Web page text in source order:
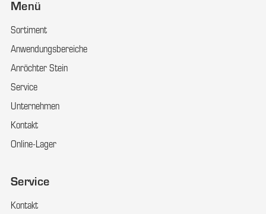
Menü
Sortiment
Anwendungsbereiche
Anröchter Stein
Service
Unternehmen
Kontakt
Online-Lager
Service
Kontakt